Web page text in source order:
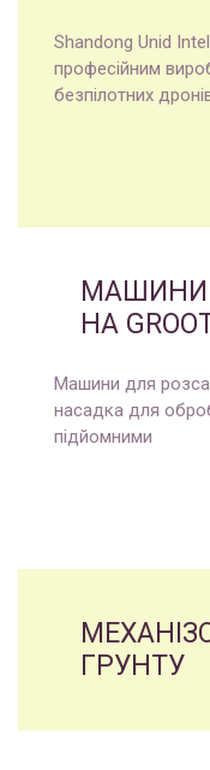
Shandong Unid
професійним
безпілотних
МАШИНИ
НА
Машини для
насадка для
підйомними
ГРУНТУ